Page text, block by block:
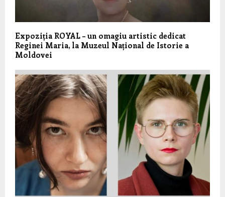
Expoziția ROYAL – un omagiu artistic dedicat
Reginei Maria, la Muzeul Național de Istorie a
Moldovei